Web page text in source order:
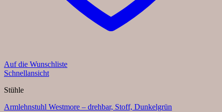
Auf die Wunschliste
Schnellansicht
Stühle
Armlehnstuhl Westmore – drehbar, Stoff, Dunkelgrün